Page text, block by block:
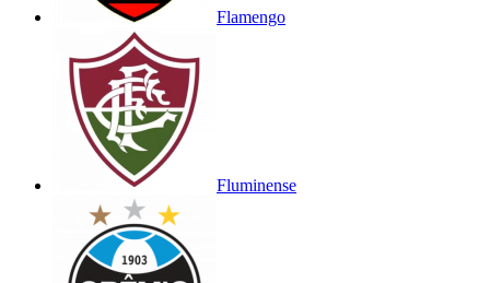
Flamengo
Fluminense